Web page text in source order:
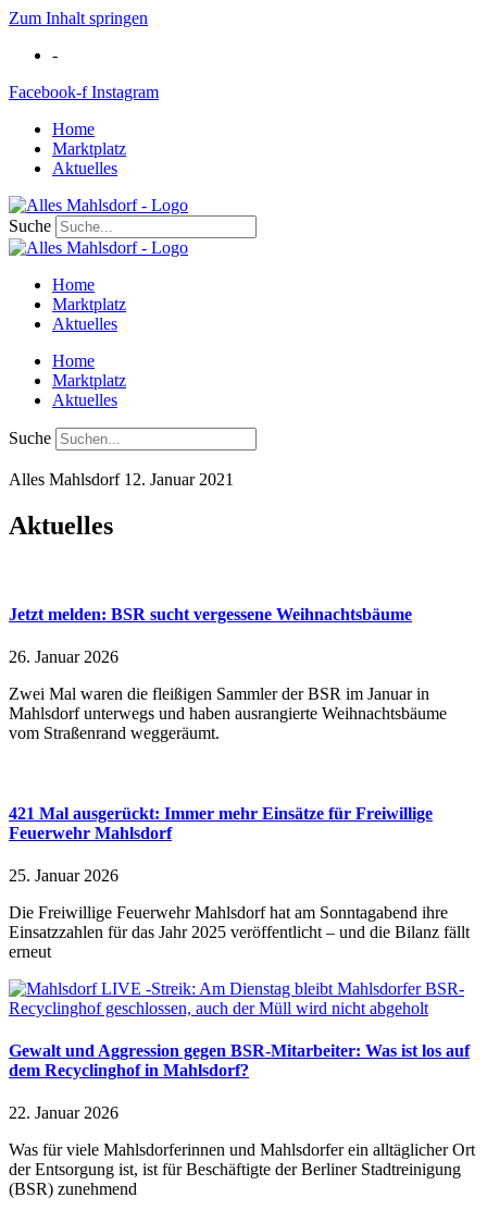
Zum Inhalt springen
-
Facebook-f Instagram
Home
Marktplatz
Aktuelles
Suche
Home
Marktplatz
Aktuelles
Home
Marktplatz
Aktuelles
Suche
Alles Mahlsdorf 12. Januar 2021
Aktuelles
Jetzt melden: BSR sucht vergessene Weihnachtsbäume
26. Januar 2026
Zwei Mal waren die fleißigen Sammler der BSR im Januar in
Mahlsdorf unterwegs und haben ausrangierte Weihnachtsbäume
vom Straßenrand weggeräumt.
421 Mal ausgerückt: Immer mehr Einsätze für Freiwillige
Feuerwehr Mahlsdorf
25. Januar 2026
Die Freiwillige Feuerwehr Mahlsdorf hat am Sonntagabend ihre
Einsatzzahlen für das Jahr 2025 veröffentlicht – und die Bilanz fällt
erneut
Gewalt und Aggression gegen BSR-Mitarbeiter: Was ist los auf
dem Recyclinghof in Mahlsdorf?
22. Januar 2026
Was für viele Mahlsdorferinnen und Mahlsdorfer ein alltäglicher Ort
der Entsorgung ist, ist für Beschäftigte der Berliner Stadtreinigung
(BSR) zunehmend